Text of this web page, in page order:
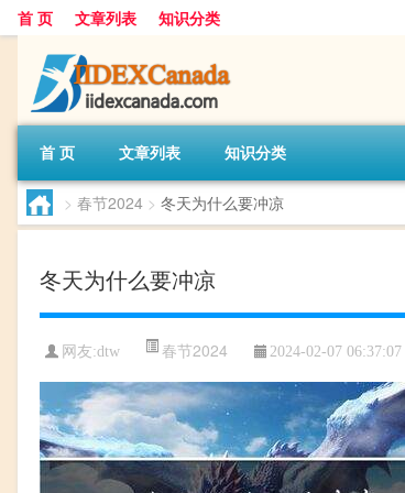
首 页 文章列表 知识分类
首 页 文章列表 知识分类
> 春节2024 > 冬天为什么要冲凉
冬天为什么要冲凉
网友:dtw 春节2024 2024-02-07 06:37:07